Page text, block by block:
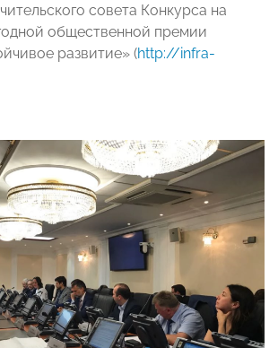
совета Конкурса на
общественной премии
развитие» (http://infra-